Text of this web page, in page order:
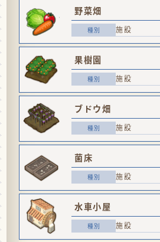
野菜畑
施設
果樹園
施設
ブドウ畑
施設
菌床
施設
水車小屋
施設